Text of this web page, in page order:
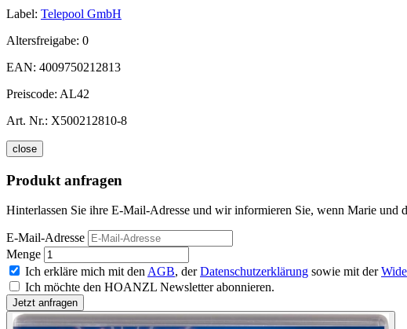
Label: Telepool GmbH
Altersfreigabe: 0
EAN: 4009750212813
Preiscode: AL42
Art. Nr.: X500212810-8
close
Produkt anfragen
Hinterlassen Sie ihre E-Mail-Adresse und wir informieren Sie, wenn Marie und
E-Mail-Adresse
Menge
Ich erkläre mich mit den AGB, derDatenschutzerklärung sowie mit der
Ich möchte den HOANZL Newsletter abonnieren.